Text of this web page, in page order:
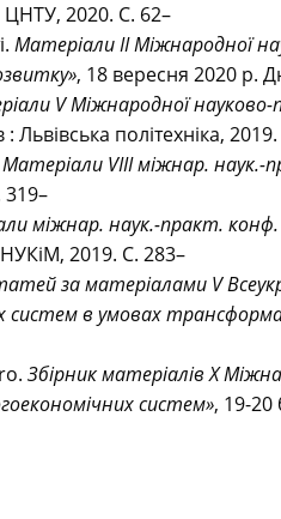
ЦНТУ, 2020. С. 62–
Матеріали ІІ Міжнародної
, 18 вересня 2020 р.
V Міжнародної науково-
Львівська політехніка,
Матеріали VIII міжнар.
міжнар. наук.-практ. конф.
2019. С. 283–
за матеріалами V
в умовах
Збірник матеріалів X
систем», 19-20